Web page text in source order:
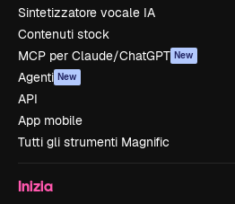
Sintetizzatore vocale IA
Contenuti stock
MCP per Claude/ChatGPT New
Agenti New
API
App mobile
Tutti gli strumenti Magnific
Inizia